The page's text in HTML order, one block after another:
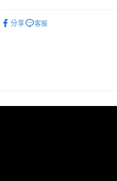
分享
客服